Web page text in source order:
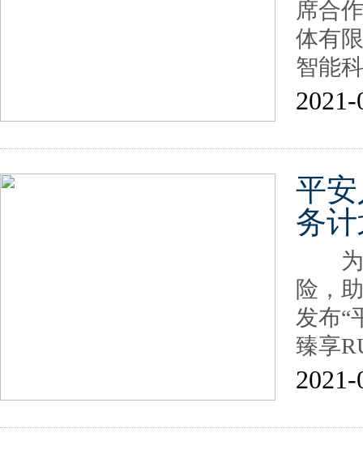
席合
体有
智能
平
务
为进
险，
发布“
臻享